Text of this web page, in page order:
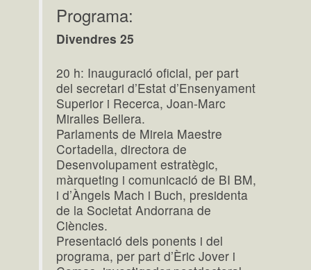
Programa:
Divendres 25
20 h: Inauguració oficial, per part
del secretari d’Estat d’Ensenyament
Superior i Recerca, Joan-Marc
Miralles Bellera.
Parlaments de Mireia Maestre
Cortadella, directora de
Desenvolupament estratègic,
màrqueting i comunicació de BI BM,
i d’Àngels Mach i Buch, presidenta
de la Societat Andorrana de
Ciències.
Presentació dels ponents i del
programa, per part d’Èric Jover i